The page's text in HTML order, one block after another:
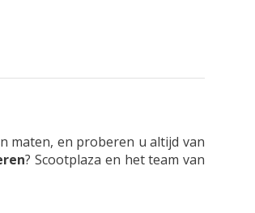
maten, en proberen u altijd van
? Scootplaza en het team van